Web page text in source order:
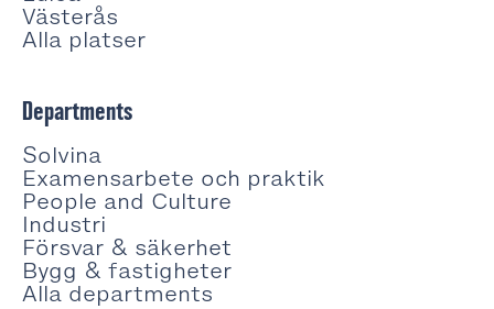
Västerås
Alla platser
Departments
Solvina
Examensarbete och praktik
People and Culture
Industri
Försvar & säkerhet
Bygg & fastigheter
Alla departments